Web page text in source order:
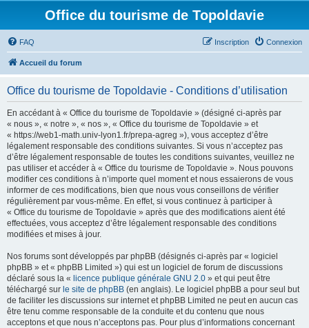
Office du tourisme de Topoldavie
FAQ Connexion
Inscription
Accueil du forum
Office du tourisme de Topoldavie - Conditions d’utilisation
En accédant à « Office du tourisme de Topoldavie » (désigné ci-après par
« nous », « notre », « nos », « Office du tourisme de Topoldavie » et
« https://web1-math.univ-lyon1.fr/prepa-agreg »), vous acceptez d’être
légalement responsable des conditions suivantes. Si vous n’acceptez pas
d’être légalement responsable de toutes les conditions suivantes, veuillez ne
pas utiliser et accéder à « Office du tourisme de Topoldavie ». Nous pouvons
modifier ces conditions à n’importe quel moment et nous essaierons de vous
informer de ces modifications, bien que nous vous conseillons de vérifier
régulièrement par vous-même. En effet, si vous continuez à participer à
« Office du tourisme de Topoldavie » après que des modifications aient été
effectuées, vous acceptez d’être légalement responsable des conditions
modifiées et mises à jour.
Nos forums sont développés par phpBB (désignés ci-après par « logiciel
phpBB » et « phpBB Limited ») qui est un logiciel de forum de discussions
déclaré sous la « licence publique générale GNU 2.0 » et qui peut être
téléchargé sur le site de phpBB (en anglais). Le logiciel phpBB a pour seul but
de faciliter les discussions sur internet et phpBB Limited ne peut en aucun cas
être tenu comme responsable de la conduite et du contenu que nous
acceptons et que nous n’acceptons pas. Pour plus d’informations concernant